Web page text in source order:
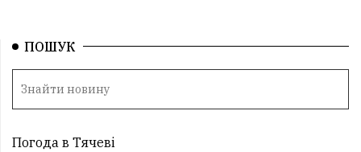
ПОШУК
Погода в Тячеві